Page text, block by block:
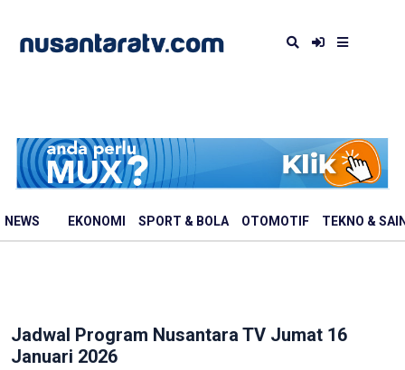
NEWS EKONOMI SPORT & BOLA OTOMOTIF TEKNO &
Jadwal Program Nusantara TV Jumat 16
Januari 2026